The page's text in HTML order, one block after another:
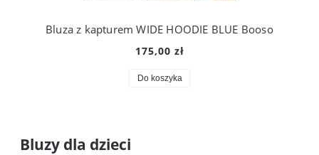
Bluza z kapturem WIDE HOODIE BLUE Booso
175,00 zł
Do koszyka
Bluzy dla dzieci